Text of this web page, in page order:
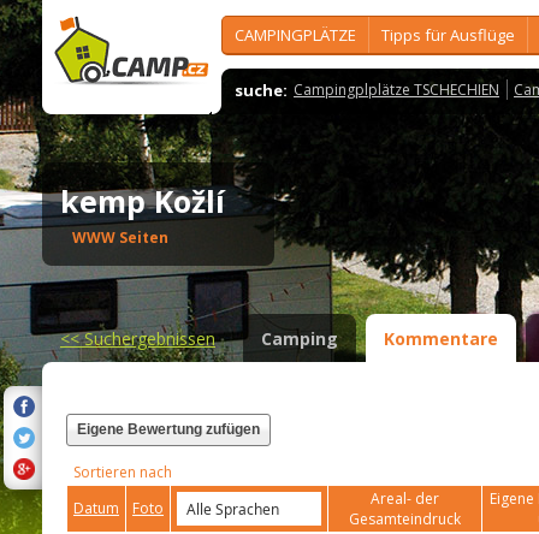
CAMPINGPLÄTZE Tipps für Ausflüge
suche: Campingplplätze TSCHECHIEN
kemp Kožlí
WWW Seiten
<<Suchergebnissen Camping Kommentare
Eigene Bewertung zufügen
Sortieren nach
Datum
Foto
Areal- der
Gesamteindruck